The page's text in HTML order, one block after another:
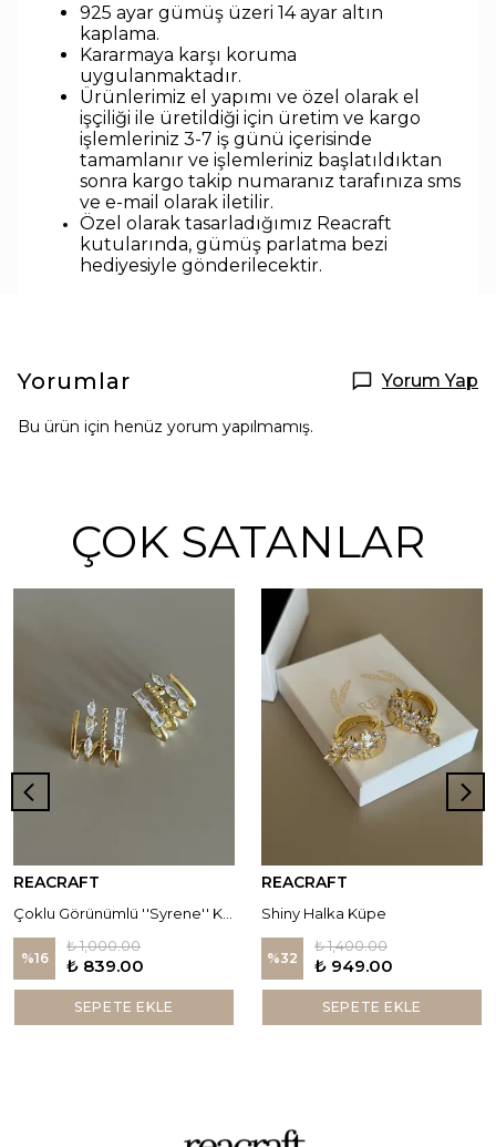
925 ayar gümüş üzeri 14 ayar altın
kaplama.
Kararmaya karşı koruma
uygulanmaktadır.
Ürünlerimiz el yapımı ve özel olarak el
işçiliği ile üretildiği için üretim ve kargo
işlemleriniz 3-7 iş günü içerisinde
tamamlanır ve işlemleriniz başlatıldıktan
sonra kargo takip numaranız tarafınıza sms
ve e-mail olarak iletilir.
Özel olarak tasarladığımız Reacraft
kutularında, gümüş parlatma bezi
hediyesiyle gönderilecektir.
Yorumlar Yorum Yap
Bu ürün için henüz yorum yapılmamış.
ÇOK SATANLAR
REACRAFT
%16
₺ 1,000.00
₺ 839.00
SEPETE EKLE
REACRAFT
Shiny Halka Küpe
%32
₺ 1,400.00
₺ 949.00
SEPETE EKLE